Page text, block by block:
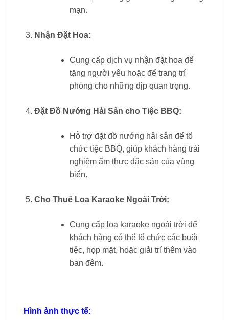
mạn.
Nhận Đặt Hoa:
Cung cấp dịch vụ nhận đặt hoa để
tặng người yêu hoặc để trang trí
phòng cho những dịp quan trọng.
Đặt Đồ Nướng Hải Sản cho Tiệc BBQ:
Hỗ trợ đặt đồ nướng hải sản để tổ
chức tiệc BBQ, giúp khách hàng trải
nghiệm ẩm thực đặc sản của vùng
biển.
Cho Thuê Loa Karaoke Ngoài Trời:
Cung cấp loa karaoke ngoài trời để
khách hàng có thể tổ chức các buổi
tiệc, họp mặt, hoặc giải trí thêm vào
ban đêm.
Hình ảnh thực tế: